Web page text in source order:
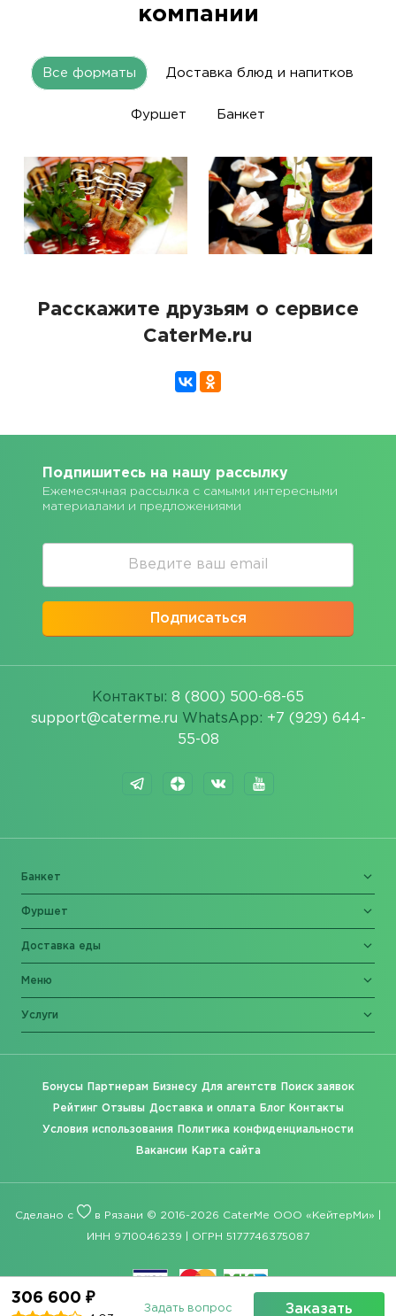
306 600 ₽
Заказать
Задать вопрос
компании
Все форматы Доставка блюд и напитков
Фуршет Банкет
Расскажите друзьям о сервисе
CaterMe.ru
Подпишитесь на нашу рассылку
Ежемесячная рассылка с самыми интересными
материалами и предложениями
Подписаться
Контакты: 8 (800) 500-68-65
support@caterme.ru WhatsApp: +7 (929) 644-
55-08
Банкет
Фуршет
Доставка еды
Меню
Услуги
Бонусы Партнерам Бизнесу Для агентств Поиск заявок
Рейтинг Отзывы Доставка и оплата Блог Контакты
Условия использования Политика конфиденциальности
Вакансии Карта сайта
Сделано с в Рязани © 2016-2026 CaterMe ООО «КейтерМи» |
ИНН 9710046239 | ОГРН 5177746375087